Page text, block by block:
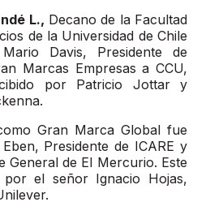
L., Decano de la Facultad
de la Universidad de Chile
Davis, Presidente de
Marcas Empresas a CCU,
por Patricio Jottar y
Gran Marca Global fue
Presidente de ICARE y
General de El Mercurio. Este
el señor Ignacio Hojas,